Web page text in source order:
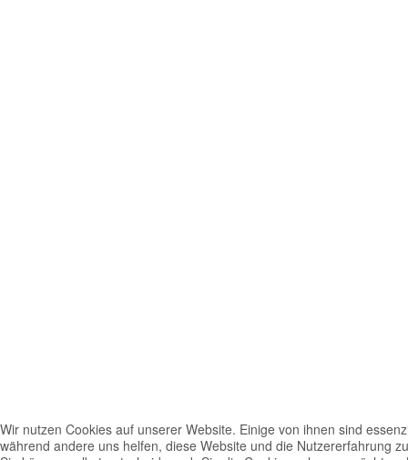
Wir nutzen Cookies auf unserer Website. Einige von ihnen sind
während andere uns helfen, diese Website und die Nutzererfahrung